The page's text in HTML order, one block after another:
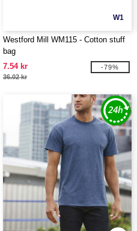
W1
Westford Mill WM115 - Cotton stuff
bag
7.54 kr
36.02 kr
-79%